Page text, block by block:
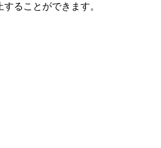
ることができます。